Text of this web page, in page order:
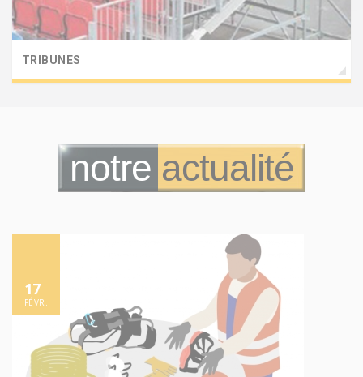
TRIBUNES
notre actualité
17
FÉVR.